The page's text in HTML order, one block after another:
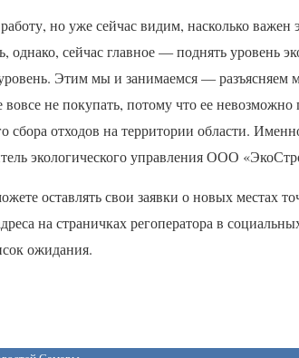
но уже сейчас видим, насколько важен
однако, сейчас главное — поднять уровень
Этим мы и занимаемся — разъясняем
не покупать, потому что ее
сбора отходов на территории области.
экологического управленияООО
оставлять свои заявки о новых местах
на страничках регоператора в
ожидания.